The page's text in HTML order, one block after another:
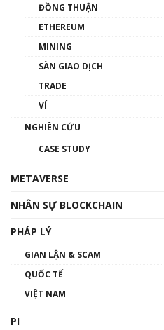
Phổ cập
thống & Crypto
01:32:59
gió ấm
ĐỒNG THUẬN
ETHEREUM
MINING
SÀN GIAO DỊCH
TRADE
VÍ
NGHIÊN CỨU
CASE STUDY
METAVERSE
NHÂN SỰ BLOCKCHAIN
PHÁP LÝ
GIAN LẬN & SCAM
QUỐC TẾ
VIỆT NAM
PI